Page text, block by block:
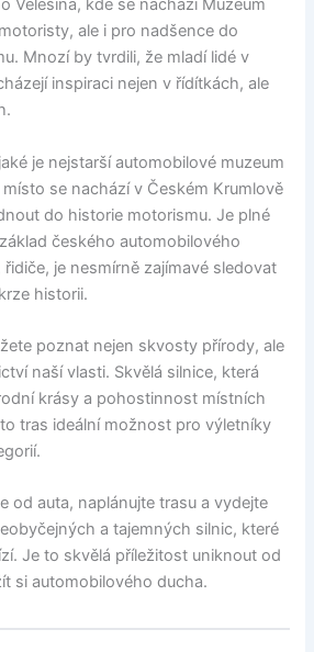
Velešína, kde se nachází Muzeum
ale i pro nadšence do
Mnozí by tvrdili, že mladí lidé v
inspiraci nejen v řídítkách, ale
je nejstarší automobilové muzeum
se nachází v Českém Krumlově
do historie motorismu. Je plné
českého automobilového
je nesmírně zajímavé sledovat
historii.
poznat nejen skvosty přírody, ale
naší vlasti. Skvělá silnice, která
krásy a pohostinnost místních
tras ideální možnost pro výletníky
od auta, naplánujte trasu a vydejte
a tajemných silnic, které
Je to skvělá příležitost uniknout od
si automobilového ducha.